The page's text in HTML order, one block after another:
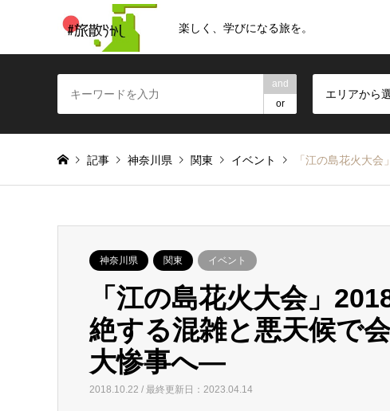
楽しく、学びになる旅を。
and
or
エリアから
記事 神奈川県 関東 イベント 「江の島花火大
神奈川県 関東 イベント
「江の島花火大会」
絶する混雑と悪天候で
大惨事へ―
2018.10.22 / 最終更新日：2023.04.14